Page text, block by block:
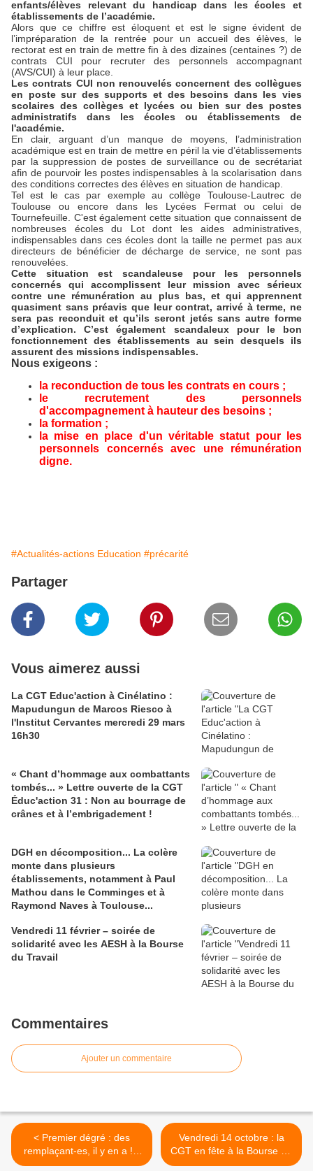
enfants/élèves relevant du handicap dans les écoles et
établissements de l’académie.
Alors que ce chiffre est éloquent et est le signe évident de
l’impréparation de la rentrée pour un accueil des élèves, le
rectorat est en train de mettre fin à des dizaines (centaines ?) de
contrats CUI pour recruter des personnels accompagnant
(AVS/CUI) à leur place.
Les contrats CUI non renouvelés concernent des collègues
en poste sur des supports et des besoins dans les vies
scolaires des collèges et lycées ou bien sur des postes
administratifs dans les écoles ou établissements de
l'académie.
En clair, arguant d’un manque de moyens, l’administration
académique est en train de mettre en péril la vie d’établissements
par la suppression de postes de surveillance ou de secrétariat
afin de pourvoir les postes indispensables à la scolarisation dans
des conditions correctes des élèves en situation de handicap.
Tel est le cas par exemple au collège Toulouse-Lautrec de
Toulouse ou encore dans les Lycées Fermat ou celui de
Tournefeuille. C'est également cette situation que connaissent de
nombreuses écoles du Lot dont les aides administratives,
indispensables dans ces écoles dont la taille ne permet pas aux
directeurs de bénéficier de décharge de service, ne sont pas
renouvelées.
Cette situation est scandaleuse pour les personnels
concernés qui accomplissent leur mission avec sérieux
contre une rémunération au plus bas, et qui apprennent
quasiment sans préavis que leur contrat, arrivé à terme, ne
sera pas reconduit et qu’ils seront jetés sans autre forme
d’explication. C’est également scandaleux pour le bon
fonctionnement des établissements au sein desquels ils
assurent des missions indispensables.
Nous exigeons :
la reconduction de tous les contrats en cours ;
le recrutement des personnels
d'accompagnement à hauteur des besoins ;
la formation ;
la mise en place d'un véritable statut pour les
personnels concernés avec une rémunération
digne.
#Actualités-actions Education #précarité
Partager
Vous aimerez aussi
La CGT Educ'action à Cinélatino :
Mapudungun de Marcos Riesco à
l'Institut Cervantes mercredi 29 mars
16h30
« Chant d’hommage aux combattants
tombés... » Lettre ouverte de la CGT
Éduc'action 31 : Non au bourrage de
crânes et à l’embrigadement !
DGH en décomposition... La colère
monte dans plusieurs
établissements, notamment à Paul
Mathou dans le Comminges et à
Raymond Naves à Toulouse...
Vendredi 11 février – soirée de
solidarité avec les AESH à la Bourse
du Travail
Commentaires
Ajouter un commentaire
< Premier dégré : des
remplaçant-es, il y en a ! Il
suffit de rallonger la liste
Vendredi 14 octobre : la
CGT en fête à la Bourse du
Travail pour la liberté